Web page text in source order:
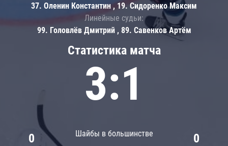
Статистика матча
3:1
Шайбы в большинстве
0 0
37. Оленин Константин , 19. Сидоренко Максим
Линейные судьи:
99. Головлёв Дмитрий , 89. Савенков Артём